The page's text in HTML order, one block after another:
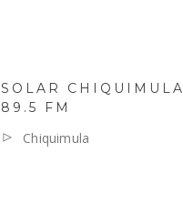
SOLAR CHIQUIMULA
89.5 FM
Chiquimula